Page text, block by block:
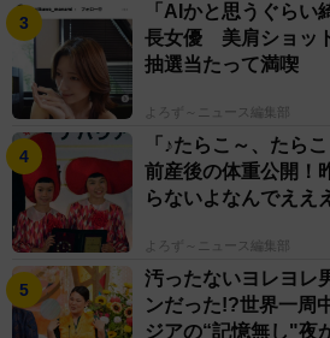
「AIかと思うぐら
長女優 美肩ショッ
抽選当たって満喫
よろず～ニュース編集部
「♪たらこ～、たら
前産後の体重公開！
らないよなんでええ
よろず～ニュース編集部
汚ったないヨレヨレ
ンだった!?世界一周
ジアの“記憶無し"夜